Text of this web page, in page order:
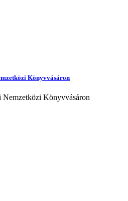
Könyvvásáron
Nemzetközi Könyvvásáron